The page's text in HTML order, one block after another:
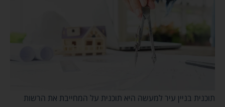
תוכנית בניין עיר למעשה היא תוכנית על המחייבת את הרשות